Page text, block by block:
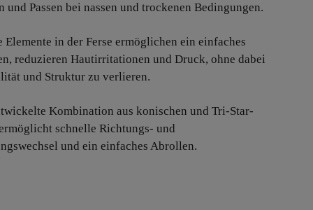
und Passen bei nassen und trockenen Bedingungen.
Elemente in der Ferse ermöglichen ein einfaches
reduzieren Hautirritationen und Druck, ohne dabei
und Struktur zu verlieren.
Kombination aus konischen und Tri-Star-
schnelle Richtungs- und
und ein einfaches Abrollen.